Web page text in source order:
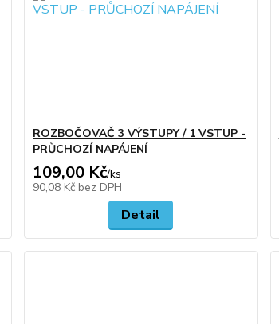
ROZBOČOVAČ 3 VÝSTUPY / 1 VSTUP -
PRŮCHOZÍ NAPÁJENÍ
109,00 Kč/ks
90,08 Kč bez DPH
Detail